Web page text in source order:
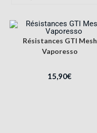
Résistances GTI Mesh
Vaporesso
15,90€